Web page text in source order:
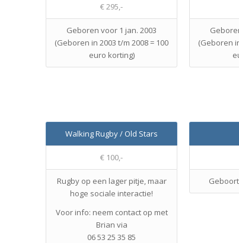
€ 295,-
Geboren voor 1 jan. 2003
(Geboren in 2003 t/m 2008 = 100
euro korting)
(Geboren
Walking Rugby / Old Stars
€ 100,-
Rugby op een lager pitje, maar
hoge sociale interactie!
Voor info: neem contact op met
Brian via
06 53 25 35 85